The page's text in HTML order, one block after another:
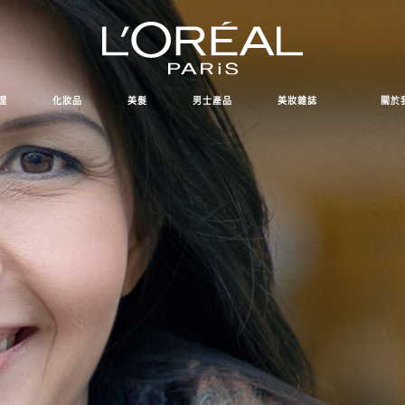
化妝品 美髮 男士產品 美妝雜誌 關於